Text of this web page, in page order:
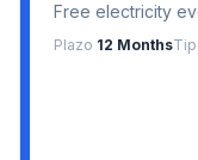
Free electricity
Plazo 12 Months